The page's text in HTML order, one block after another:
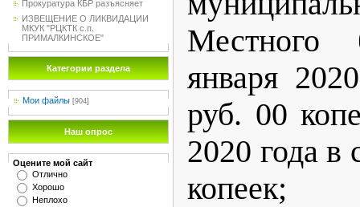
Прокуратура КБР разъясняет
ИЗВЕЩЕНИЕ О ЛИКВИДАЦИИ
МКУК "РЦКТК с.п.
ПРИМАЛКИНСКОЕ"
Категории раздела
Мои файлы [904]
Наш опрос
Оцените мой сайт
Отлично
Хорошо
Неплохо
января
руб. 00
2020 года в
копеек;